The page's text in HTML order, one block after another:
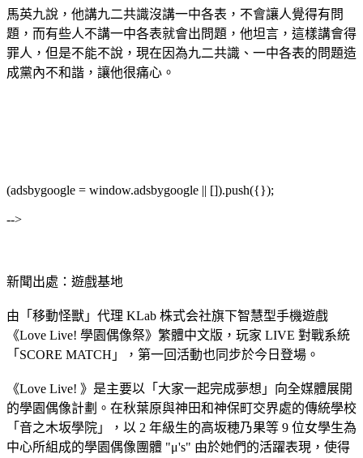
馬英九說，他講九二共識沒講一中各表，不會讓人覺得有問
題，而有些人不講一中各表就會出問題，他坦言，這樣講會得
罪人，但是不能不說，現在因為九二共識、一中各表的問題造
成黨內不和諧，讓他很痛心。
(adsbygoogle = window.adsbygoogle || []).push({});
-->
新聞出處：遊戲基地
由「移動怪獸」代理 KLab 株式会社旗下智慧型手機遊戲
《Love Live! 學園偶像祭》繁體中文版，玩家 LIVE 對戰系統
「SCORE MATCH」，第一回活動也同步於今日登場。
《Love Live! 》是主要以「大家一起完成夢想」向全媒體展開
的學園偶像計劃。在秋葉原與神田和神保町交界處的傳統學校
「音之木坂學院」，以 2 年級生的高坂穂乃果等 9 位女學生為
中心所組成的學園偶像團體 "μ's" 由於她們的活躍表現，使得